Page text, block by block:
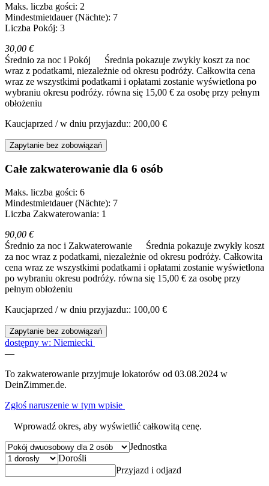
Maks. liczba gości: 2
Mindestmietdauer (Nächte): 7
Liczba Pokój: 3
30,00 €
Średnio za noc i Pokój
Średnia pokazuje zwykły koszt za noc
wraz z podatkami, niezależnie od okresu podróży. Całkowita cena
wraz ze wszystkimi podatkami i opłatami zostanie wyświetlona po
wybraniu okresu podróży. równa się 15,00 € za osobę przy pełnym
obłożeniu
Kaucjaprzed / w dniu przyjazdu:: 200,00 €
Zapytanie bez zobowiązań
Całe zakwaterowanie dla 6 osób
Maks. liczba gości: 6
Mindestmietdauer (Nächte): 7
Liczba Zakwaterowania: 1
90,00 €
Średnio za noc i Zakwaterowanie
Średnia pokazuje zwykły koszt
za noc wraz z podatkami, niezależnie od okresu podróży. Całkowita
cena wraz ze wszystkimi podatkami i opłatami zostanie wyświetlona
po wybraniu okresu podróży. równa się 15,00 € za osobę przy
pełnym obłożeniu
Kaucjaprzed / w dniu przyjazdu:: 100,00 €
Zapytanie bez zobowiązań
dostępny w: Niemiecki
—
To zakwaterowanie przyjmuje lokatorów od 03.08.2024 w
DeinZimmer.de.
Zgłoś naruszenie w tym wpisie
Wprowadź okres, aby wyświetlić całkowitą cenę.
Jednostka
Dorośli
Przyjazd i odjazd